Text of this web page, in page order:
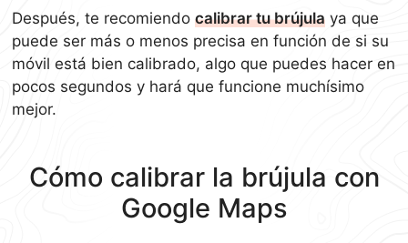
Después, te recomiendocalibrar tu brújula ya que
puede ser más o menos precisa en función de si su
móvil está bien calibrado, algo que puedes hacer en
pocos segundos y hará que funcione muchísimo
mejor.
Cómo calibrar la brújula con
Google Maps